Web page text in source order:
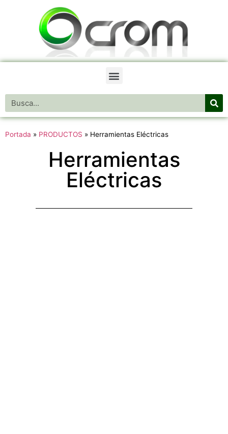
Portada » PRODUCTOS » Herramientas Eléctricas
Herramientas
Eléctricas